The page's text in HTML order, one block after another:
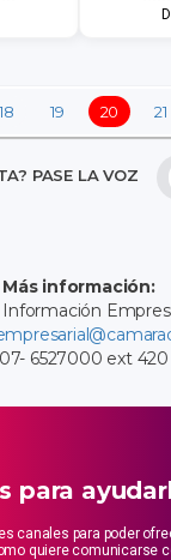
18 19 20 21
PASE LA VOZ
Más información:
6527000 ext 420
para
canales para poder
quiere comunicarse